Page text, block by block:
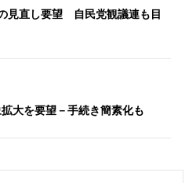
見直し要望 自民党観議連も目
大を要望－手続き簡素化も